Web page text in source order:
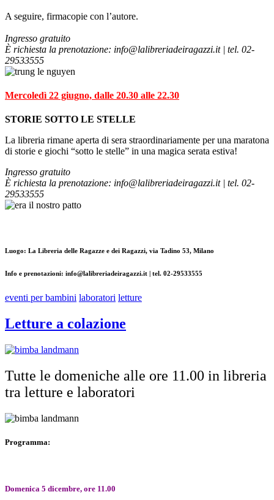
A seguire, firmacopie con l’autore.
Ingresso gratuito
È richiesta la prenotazione: info@lalibreriadeiragazzi.it | tel. 02-
29533555
Mercoledì 22 giugno, dalle 20.30 alle 22.30
STORIE SOTTO LE STELLE
La libreria rimane aperta di sera straordinariamente per una maratona
di storie e giochi “sotto le stelle” in una magica serata estiva!
Ingresso gratuito
È richiesta la prenotazione: info@lalibreriadeiragazzi.it | tel. 02-
29533555
Luogo: La Libreria delle Ragazze e dei Ragazzi, via Tadino 53, Milano
Info e prenotazioni: info@lalibreriadeiragazzi.it | tel. 02-29533555
eventi per bambini laboratori letture
Letture a colazione
Tutte le domeniche alle ore 11.00 in libreria
tra letture e laboratori
Programma:
Domenica 5 dicembre, ore 11.00